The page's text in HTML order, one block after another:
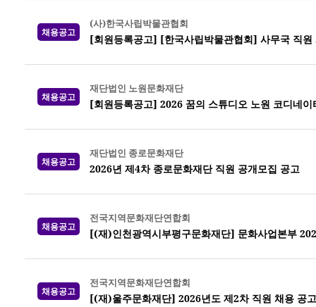
채용공고
(사)한국사립박물관협회
[회원등록공고] [한국사립박물관협회] 사무국 직
채용공고
재단법인 노원문화재단
[회원등록공고] 2026 꿈의 스튜디오 노원 코디네이
채용공고
재단법인 종로문화재단
2026년 제4차 종로문화재단 직원 공개모집 공고
채용공고
전국지역문화재단연합회
[(재)인천광역시부평구문화재단] 문화사업본부
채용공고
전국지역문화재단연합회
[(재)울주문화재단] 2026년도 제2차 직원 채용 공고